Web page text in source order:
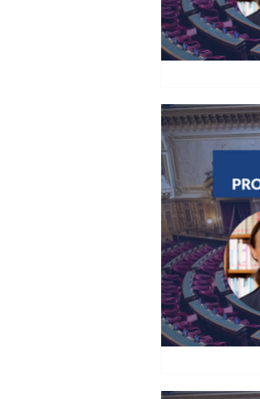
filière
12